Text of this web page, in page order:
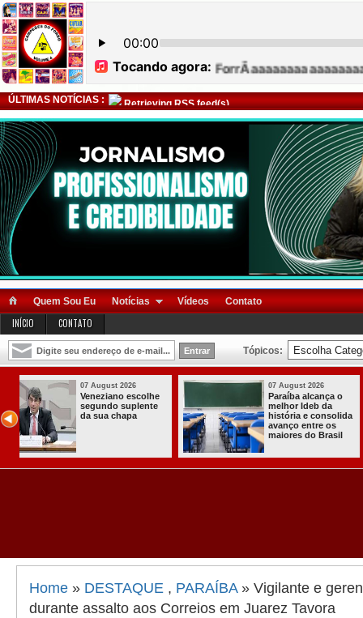
ÚLTIMAS NOTÍCIAS : Retrieving RSS feed(s)
Quem Sou Eu Notícias Vídeos Contato
INÍCIO CONTATO
Tópicos:
07 August 2026
Homem é preso
com armas,
munições e
radiocomunicadore
03 August
Itabaiana
a primeira
Comunitária
Solidária a
Home » DESTAQUE , PARAÍBA» Vigilante e
durante assalto aos Correios em Juarez Tavora